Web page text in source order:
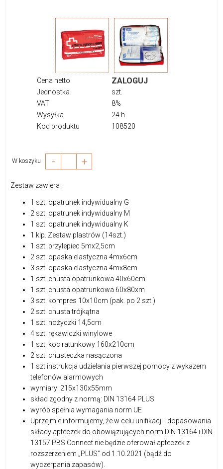
Cena netto ZALOGUJ
Jednostka
szt.
VAT
8%
Wysyłka
24 h
Kod produktu
108520
W koszyku - +
Zestaw zawiera :
1 szt. opatrunek indywidualny G
2 szt. opatrunek indywidualny M
1 szt. opatrunek indywidualny K
1 klp. Zestaw plastrów (14szt.)
1 szt. przylepiec 5mx2,5cm
2 szt. opaska elastyczna 4mx6cm
3 szt. opaska elastyczna 4mx8cm
1 szt. chusta opatrunkowa 40x60cm
1 szt. chusta opatrunkowa 60x80xm
3 szt. kompres 10x10cm (pak. po 2 szt.)
2 szt. chusta trójkątna
1 szt. nożyczki 14,5cm
4 szt. rękawiczki winylowe
1 szt. koc ratunkowy 160x210cm
2 szt. chusteczka nasączona
1 szt instrukcja udzielania pierwszej pomocy z wykazem
telefonów alarmowych
wymiary: 215x130x55mm
skład zgodny z normą: DIN 13164 PLUS
wyrób spełnia wymagania norm UE
Uprzejmie informujemy, że w celu unifikacji i dopasowania
składy apteczek do obowiązujących norm DIN 13164 i DIN
13157 PBS Connect nie będzie oferował apteczek z
rozszerzeniem „PLUS” od 1.10.2021 (bądź do
wyczerpania zapasów).